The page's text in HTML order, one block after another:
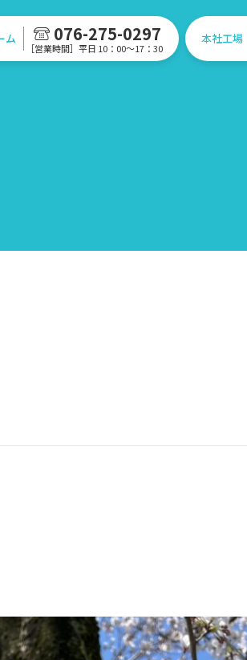
ム 076-275-0297
［営業時間］平日 10：00〜17：30
本社工場